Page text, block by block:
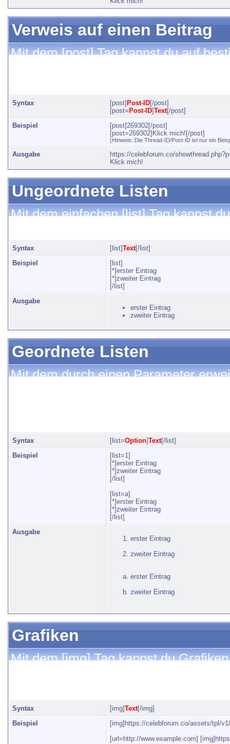
Verweis auf einen Beitrag
Mit dem [post] Tag kannst du auf
Syntax [post] Post-ID[/post]
[post= Post-ID]Text[/post]
Beispiel
[post]269302[/post]
[post=269302]Klick mich![/post]
(Hinweis: Die Thread-ID/Post-ID ist nur ein
Ausgabe
https://celebforum.co/
Klick mich!
Ungeordnete Listen
Mit dem einfachen [list] Tag kannst
Syntax [list]Text[/list]
Beispiel
[list]
[*]erster Eintrag
[*]zweiter Eintrag
[/list]
Ausgabe
erster Eintrag
zweiter Eintrag
Geordnete Listen
Mit dem durch einen Parameter
Syntax [list=Option]Text[/list]
Beispiel
[list=1]
[*]erster Eintrag
[*]zweiter Eintrag
[/list]
[list=a]
[*]erster Eintrag
[*]zweiter Eintrag
[/list]
Ausgabe
erster Eintrag
zweiter Eintrag
erster Eintrag
zweiter Eintrag
Grafiken
Mit dem [img] Tag kannst du
Syntax [img]Text[/img]
Beispiel
[img]https://celebforum.co/assets/tpl/
[url=http://www.example.com]